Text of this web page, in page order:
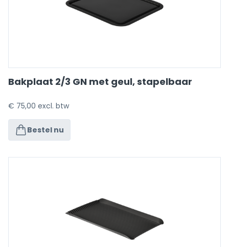
Bakplaat 2/3 GN met geul, stapelbaar
€ 75,00 excl. btw
Bestel nu